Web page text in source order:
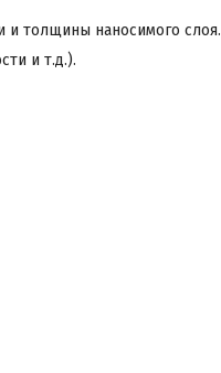
и толщины наносимого слоя.
и т.д.).